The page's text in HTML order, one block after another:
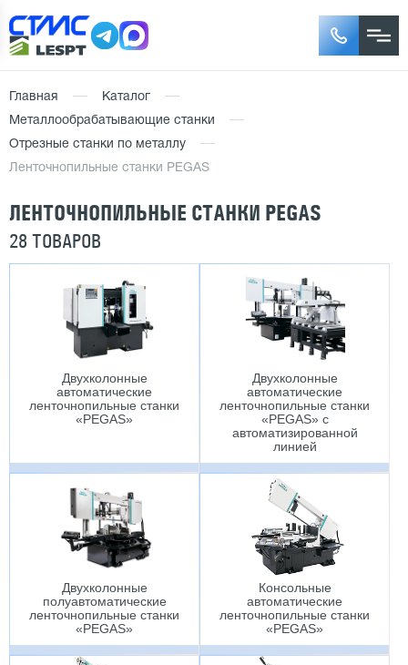
Главная
Каталог
Металлообрабатывающие станки
Отрезные станки по металлу
Ленточнопильные станки PEGAS
ЛЕНТОЧНОПИЛЬНЫЕ СТАНКИ PEGAS
28 ТОВАРОВ
Двухколонные
автоматические
ленточнопильные станки
«PEGAS»
Двухколонные
автоматические
ленточнопильные станки
«PEGAS» c
автоматизированной
линией
Двухколонные
полуавтоматические
ленточнопильные станки
«PEGAS»
Консольные
автоматические
ленточнопильные станки
«PEGAS»